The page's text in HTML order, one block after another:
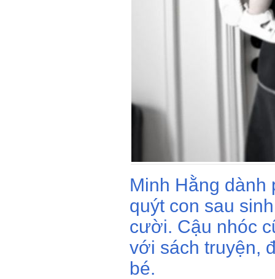
Minh Hằng
quýt con sau
cười. Cậu nhóc
với sách truyện,
bé.